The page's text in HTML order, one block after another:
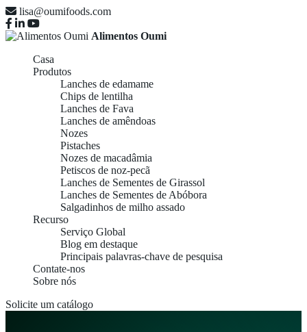
lisa@oumifoods.com
Alimentos Oumi
Casa
Produtos
Lanches de edamame
Chips de lentilha
Lanches de Fava
Lanches de amêndoas
Nozes
Pistaches
Nozes de macadâmia
Petiscos de noz-pecã
Lanches de Sementes de Girassol
Lanches de Sementes de Abóbora
Salgadinhos de milho assado
Recurso
Serviço Global
Blog em destaque
Principais palavras-chave de pesquisa
Contate-nos
Sobre nós
Solicite um catálogo